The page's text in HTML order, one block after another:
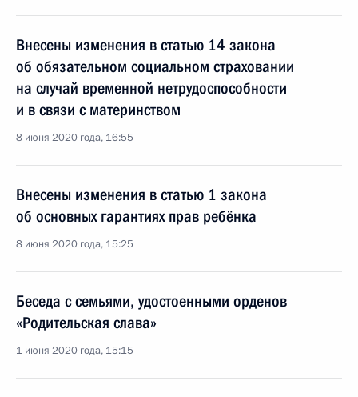
Внесены изменения в статью 14 закона
об обязательном социальном страховании
на случай временной нетрудоспособности
и в связи с материнством
8 июня 2020 года, 16:55
Внесены изменения в статью 1 закона
об основных гарантиях прав ребёнка
8 июня 2020 года, 15:25
Беседа с семьями, удостоенными орденов
«Родительская слава»
1 июня 2020 года, 15:15